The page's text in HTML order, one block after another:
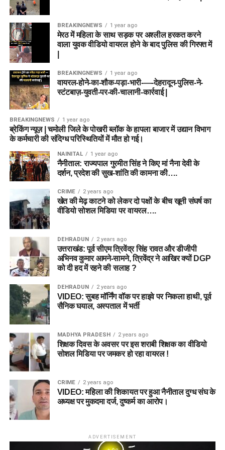
डेथ ओवर्स में बॉलिंग करने वाले प्लेयर्स को जरूर पिक करें, क्योंकि
कप्तान का सही चुनाव:स्मॉल लीग में 70% लोग ऑलराउंडर को
ही सी/वीसी (C/VC) बनाते हैं, लेकिन ग्रैंड लीग जीतने के लिए
किसी प्रमुख गेंदबाज को कैप्टन बनाना फायदेमंद हो सकता है।
Conclusion & Match Winner
Prediction (मैच परिणाम पूर्वानुमान)
ML vs TRT Match 25एक हाई-वोल्टेज मुकाबला होने की पूरी उम्मीद
है। दोनों टीमों की हालिया फॉर्म और खिलाड़ियों के आंकड़ों को देखा जाए तो
Trent Rockets (TRT)का पलड़ा थोड़ा भारी नजर आ रहा है।
हालांकि, MI London के ऑलराउंडर्स भी पासा पलटने में सक्षम हैं।
डिस्क्लेमर: इस खेल में वित्तीय जोखिम का तत्व शामिल है और इसकी आदत
पड़ सकती है। कृपया अपनी जिम्मेदारी और समझदारी से खेलें।
ML-W vs TRT-W Dream11 Prediction Match 25 | The
Hundred Women 2026
ऑलराउंड प्रदर्शन के लिए जानी जाने वाली ऐश गार्डनर पावर-हिटिंग और
ऑफ-स्पिन गेंदबाजी का बेहतरीन संतुलन प्रदान करती हैं।
7. कप्तान और उप-कप्तान का चुनाव
(Captain & Vice-Captain
Suggestions)
स्मॉल लीग (Small League / Head-to-
Head):
कप्तान (C):Hayley Matthews
उप-कप्तान (VC):Nat Sciver-Brunt
ग्रैंड लीग (Grand League / Multi-
Entry):
कप्तान (C):Amelia Kerr
उप-कप्तान (VC):Ashleigh Gardner
8. ML-W vs TRT-W Dream11 टीम
प्रेडिक्शन (Dream11 Teams)
टीम 1: स्मॉल लीग एवं सेफ टीम (Small
League & Mini GL)
विकटकीपर (WK):
बल्लेबाज (BAT):E Jones, Grace Scrivens, F Sweet
ऑलराउंडर (ALL):Hayley Matthews(C)
Brunt
गेंदबाज (BOWL):Alana King, D Gregory
Birmingham Phoenix
3
Sunrisers Leeds
1
हेड टू हेड रिकॉर्ड में Birmingham Phoenix का पलड़ा भारी है।
BPH vs SUL Probable Playing
11
Birmingham Phoenix
Will Smeed
Mitchell Owen
Joe Clarke (WK)
Rehan Ahmed
Laurie Evans
Donovan Ferreira (C)
Sean Dickson
Chris Wood
Ben Dwarshuis
Saqib Mahmood
Usman Tariq
Sunrisers Leeds
Mitchell Marsh
Ryan Rickelton (WK)
Harry Brook
BREAKINGNEWS 1 year ago
मेरठ में महिला के साथ सड़क पर अश्लील हरकत करने
वाला युवक वीडियो वायरल होने के बाद पुलिस की गिरफ्त में
BREAKINGNEWS 1 year ago
वायरल-होने-का-शौक-पड़ा-भारी-—-देहरादून-पुलिस-ने-
स्टंटबाज़-युवती-पर-की-चालानी-कार्रवाई |
BREAKINGNEWS 1 year ago
ब्रेकिंग न्यूज़ | चमोली जिले के पोखरी ब्लॉक के हापला बाजार में उद्यान विभाग
के कर्मचारी की संदिग्ध परिस्थितियों में मौत हो गई।
NAINITAL 1 year ago
नैनीताल: राज्यपाल गुरमीत सिंह ने किए मां नैना देवी के
दर्शन, प्रदेश की सुख-शांति की कामना की….
CRIME 2 years ago
खेत की मेढ़ काटने को लेकर दो पक्षों के बीच खूनी संघर्ष का
वीडियो सोशल मिडिया पर वायरल….
DEHRADUN 2 years ago
उत्तराखंड: पूर्व सीएम त्रिवेंद्र सिंह रावत और डीजीपी
अभिनव कुमार आमने-सामने, त्रिवेंद्र ने आखिर क्यों DGP
को दी हद में रहने की सलाह ?
DEHRADUN 2 years ago
VIDEO: सुबह मॉर्निंग वॉक पर हाइवे पर निकला हाथी, पूर्व
सैनिक घयाल, अस्पताल में भर्ती
MADHYA PRADESH 2 years ago
शिक्षक दिवस के अवसर पर इस शराबी शिक्षक का वीडियो
सोशल मिडिया पर जमकर हो रहा वायरल !
CRIME 2 years ago
VIDEO: महिला की शिकायत पर हुआ नैनीताल दुग्ध संघ के
अध्यक्ष पर मुकदमा दर्ज, दुष्कर्म का आरोप।
ADVERTISEMENT